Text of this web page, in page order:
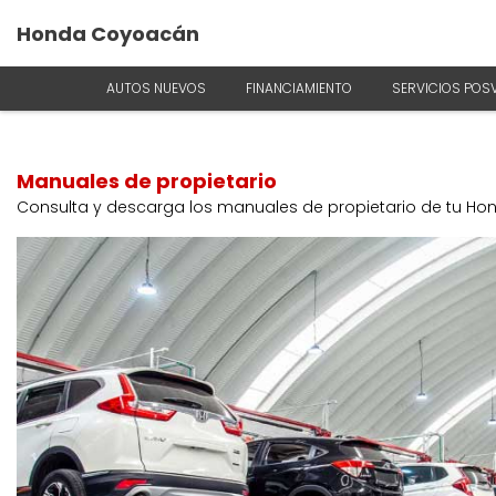
Honda Coyoacán
AUTOS NUEVOS FINANCIAMIENTO SERVICIOS
Manuales de propietario
Consulta y descarga los manuales de propietario de tu